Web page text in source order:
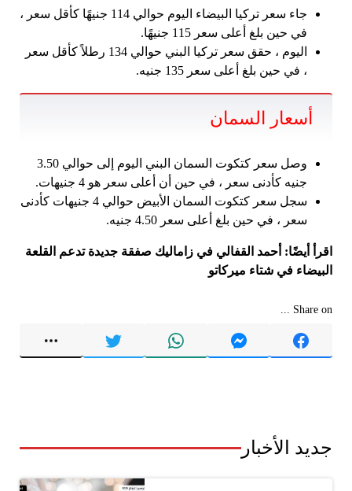
جاء سعر تركيا البيضاء اليوم حوالي 114 جنيهًا كأقل سعر ،
في حين بلغ أعلى سعر 115 جنيهًا.
اليوم ، حقق سعر تركيا البني حوالي 134 رطلاً كأقل سعر
، في حين بلغ أعلى سعر 135 جنيه.
أسعار السمان
وصل سعر كتكوت السمان البني اليوم إلى حوالي 3.50
جنيه كأدنى سعر ، في حين أن أعلى سعر هو 4 جنيهات.
سجل سعر كتكوت السمان الأبيض حوالي 4 جنيهات كأدنى
سعر ، في حين بلغ أعلى سعر 4.50 جنيه.
اقرأ أيضًا: أحمد القفالي في زاماليك صفقة جديدة تدعم القلعة
البيضاء في شتاء ميركاتو
Share on ...
جديد الأخبار